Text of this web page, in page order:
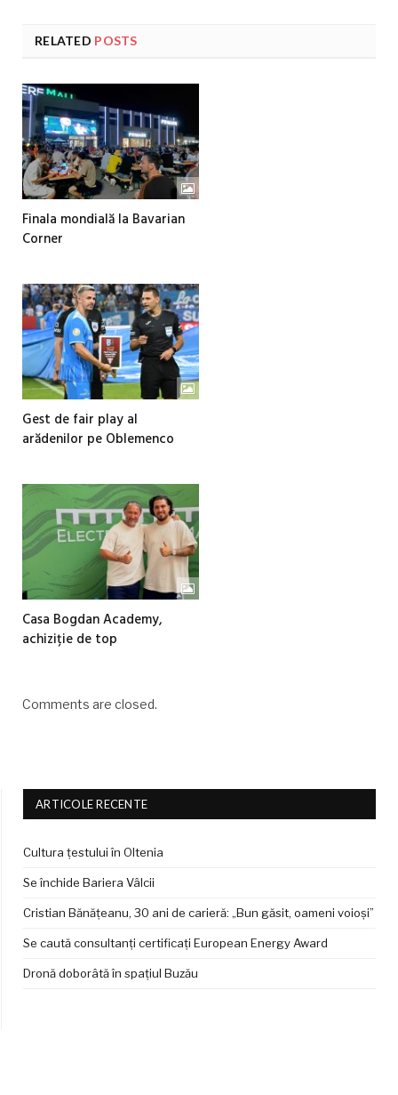
RELATED POSTS
Finala mondială la Bavarian
Corner
Gest de fair play al
arădenilor pe Oblemenco
Casa Bogdan Academy,
achiziție de top
Comments are closed.
ARTICOLE RECENTE
Cultura țestului în Oltenia
Se închide Bariera Vâlcii
Cristian Bănățeanu, 30 ani de carieră: „Bun găsit, oameni voioși”
Se caută consultanți certificați European Energy Award
Dronă doborâtă în spațiul Buzău